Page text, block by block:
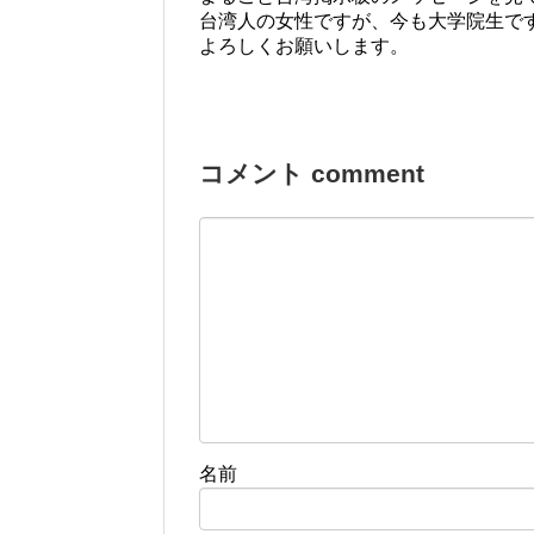
台湾人の女性ですが、今も大学院生で
よろしくお願いします。
コメント comment
名前